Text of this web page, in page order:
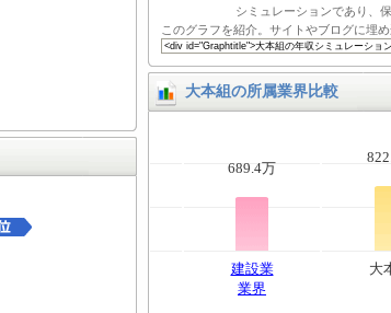
シミュレーションであり、
このグラフを紹介。サイトやブログに埋
大本組の所属業界比較
689.4万
建設業
業界
大